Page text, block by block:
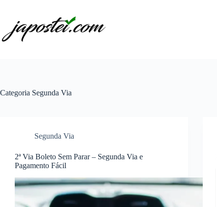
conteúdo
Categoria Segunda Via
Segunda Via
2ª Via Boleto Sem Parar – Segunda Via e
Pagamento Fácil